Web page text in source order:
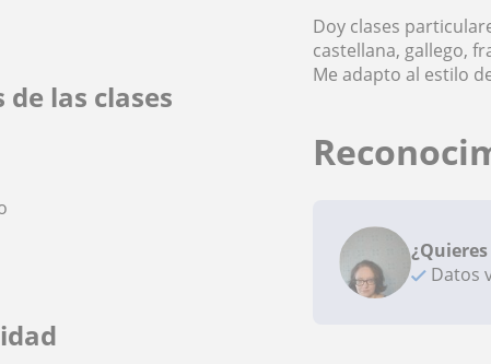
de las clases
Doy clases
castellana, gallego,
Me adapto al estilo
Datos